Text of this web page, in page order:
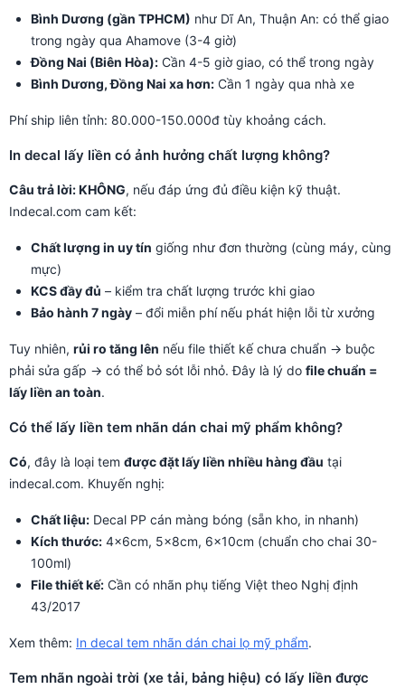
Bình Dương (gần TPHCM) như Dĩ An, Thuận An: có thể giao
trong ngày qua Ahamove (3-4 giờ)
Đồng Nai (Biên Hòa): Cần 4-5 giờ giao, có thể trong ngày
Bình Dương, Đồng Nai xa hơn: Cần 1 ngày qua nhà xe
Phí ship liên tỉnh: 80.000-150.000đ tùy khoảng cách.
In decal lấy liền có ảnh hưởng chất lượng không?
Câu trả lời: KHÔNG, nếu đáp ứng đủ điều kiện kỹ thuật.
Indecal.com cam kết:
Chất lượng in uy tín giống như đơn thường (cùng máy, cùng
mực)
KCS đầy đủ – kiểm tra chất lượng trước khi giao
Bảo hành 7 ngày – đổi miễn phí nếu phát hiện lỗi từ xưởng
Tuy nhiên, rủi ro tăng lên nếu file thiết kế chưa chuẩn → buộc
phải sửa gấp → có thể bỏ sót lỗi nhỏ. Đây là lý do file chuẩn =
lấy liền an toàn.
Có thể lấy liền tem nhãn dán chai mỹ phẩm không?
Có, đây là loại tem được đặt lấy liền nhiều hàng đầu tại
indecal.com. Khuyến nghị:
Chất liệu: Decal PP cán màng bóng (sẵn kho, in nhanh)
Kích thước: 4x6cm, 5x8cm, 6x10cm (chuẩn cho chai 30-
100ml)
File thiết kế: Cần có nhãn phụ tiếng Việt theo Nghị định
43/2017
Xem thêm: In decal tem nhãn dán chai lọ mỹ phẩm.
Tem nhãn ngoài trời (xe tải, bảng hiệu) có lấy liền được